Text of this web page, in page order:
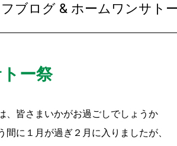
ブログ & ホームワンサト
ー祭
、皆さまいかがお過ごしでしょうか
間に１月が過ぎ２月に入りましたが、